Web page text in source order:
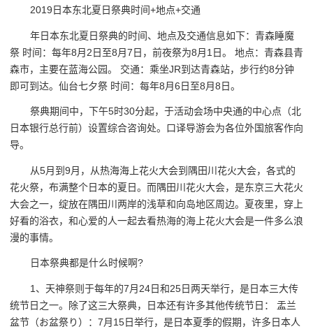
2019日本东北夏日祭典时间+地点+交通
年日本东北夏日祭典的时间、地点及交通信息如下：青森睡魔
祭 时间：每年8月2日至8月7日，前夜祭为8月1日。 地点：青森县青
森市，主要在蓝海公园。 交通：乘坐JR到达青森站，步行约8分钟
即可到达。仙台七夕祭 时间：每年8月6日至8月8日。
祭典期间中，下午5时30分起，于活动会场中央通的中心点（北
日本银行总行前）设置综合咨询处。口译导游会为各位外国旅客作向
导。
从5月到9月，从热海海上花火大会到隅田川花火大会，各式的
花火祭，布满整个日本的夏日。而隅田川花火大会，是东京三大花火
大会之一，绽放在隅田川两岸的浅草和向岛地区周边。夏夜里，穿上
好看的浴衣，和心爱的人一起去看热海的海上花火大会是一件多么浪
漫的事情。
日本祭典都是什么时候啊?
1、天神祭则于每年的7月24日和25日两天举行，是日本三大传
统节日之一。除了这三大祭典，日本还有许多其他传统节日： 盂兰
盆节（お盆祭り）：7月15日举行，是日本夏季的假期，许多日本人